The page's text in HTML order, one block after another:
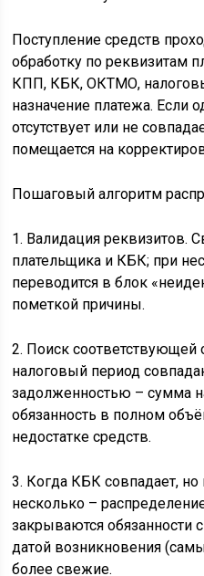
Поступление средств
обработку по реквизитам
КПП, КБК, ОКТМО,
назначение платежа. Если
отсутствует или не
помещается на
Пошаговый алгоритм
1. Валидация
плательщика и КБК; при
переводится в блок
пометкой причины.
2. Поиск соответствующей
налоговый период
задолженностью – сумма
обязанность в полном
недостатке средств.
3. Когда КБК совпадает,
несколько –
закрываются обязанности
датой возникновения
более свежие.